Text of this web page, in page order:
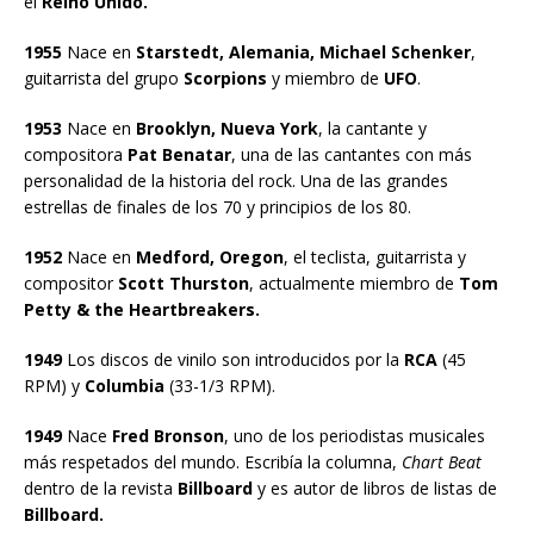
1955 Nace en Starstedt, Alemania, Michael Schenker,
guitarrista del grupo Scorpions y miembro de UFO.
1953 Nace en Brooklyn, Nueva York, la cantante y
compositora Pat Benatar, una de las cantantes con más
personalidad de la historia del rock. Una de las grandes
estrellas de finales de los 70 y principios de los 80.
1952 Nace en Medford, Oregon, el teclista, guitarrista y
compositorScott Thurston, actualmente miembro de Tom
Petty & the Heartbreakers.
1949Los discos de vinilo son introducidos por la RCA (45
RPM) y Columbia (33-1/3 RPM).
1949Nace Fred Bronson, uno de los periodistas musicales
más respetados del mundo. Escribía la columna, Chart Beat
dentro de la revista Billboard y es autor de libros de listas de
Billboard.